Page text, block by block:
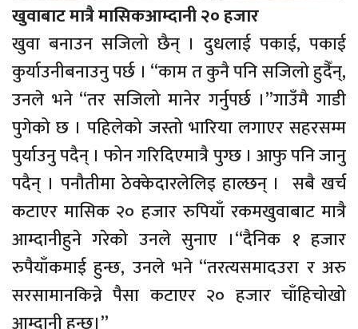
खुवाबाट मात्रै मासिकआम्दानी २० हजार
खुवा बनाउन सजिलो छैन् । दुधलाई पकाई, पकाई
कुर्याउनीबनाउनु पर्छ । “काम त कुनै पनि सजिलो हुदैँन्,
उनले भने “तर सजिलो मानेर गर्नुपर्छ ।”गाउँमै गाडी
पुगेको छ । पहिलेको जस्तो भारिया लगाएर सहरसम्म
पुर्याउनु पदैन् । फोन गरिदिएमात्रै पुग्छ । आफु पनि जानु
पदैन् । पनौतीमा ठेक्केदारलेलिइ हाल्छन् । सबै खर्च
कटाएर मासिक २० हजार रुपियाँ रकमखुवाबाट मात्रै
आम्दानीहुने गरेको उनले सुनाए ।“दैनिक १ हजार
रुपैयाँकमाई हुन्छ, उनले भने “तरत्यसमादउरा र अरु
सरसामानकिन्ने पैसा कटाएर २० हजार चाँहिचोखो